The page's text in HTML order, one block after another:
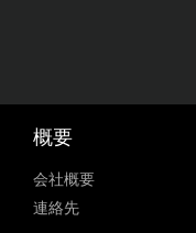
概要
会社概要
連絡先